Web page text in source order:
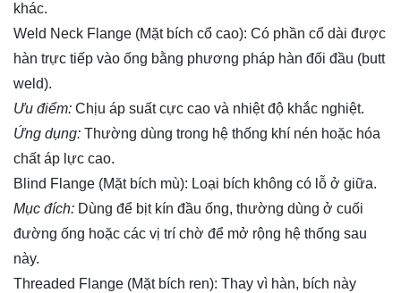
khác.
Weld Neck Flange (Mặt bích cổ cao): Có phần cổ dài được
hàn trực tiếp vào ống bằng phương pháp hàn đối đầu (butt
weld).
Ưu điểm: Chịu áp suất cực cao và nhiệt độ khắc nghiệt.
Ứng dụng: Thường dùng trong hệ thống khí nén hoặc hóa
chất áp lực cao.
Blind Flange (Mặt bích mù): Loại bích không có lỗ ở giữa.
Mục đích: Dùng để bịt kín đầu ống, thường dùng ở cuối
đường ống hoặc các vị trí chờ để mở rộng hệ thống sau
này.
Threaded Flange (Mặt bích ren): Thay vì hàn, bích này